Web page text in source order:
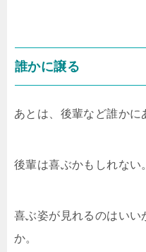
誰かに譲る
あとは、後輩など誰かに
後輩は喜ぶかもしれない
喜ぶ姿が見れるのはい
か。